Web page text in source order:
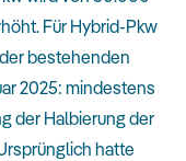
Für Hybrid-Pkw
bestehenden
2025: mindestens
der Halbierung der
hatte